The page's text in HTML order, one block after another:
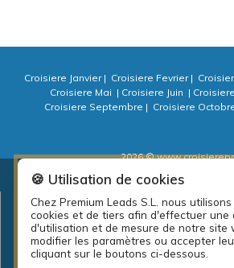
Croisiere Janvier| Croisiere Fevrier|
Croisiere Mai | Croisiere Juin |
Croisiere Septembre | Croisiere
2026 ©
| Politique de confidentialité
Plan d’emplois local de la diputación de A
actividades 2018.
🍪 Utilisation de cookies
Chez Premium Leads S.L. nous
cookies et de tiers afin d'effectuer une
d'utilisation et de mesure de notre site
modifier les paramètres ou accepter
cliquant sur le boutons ci-dessous.